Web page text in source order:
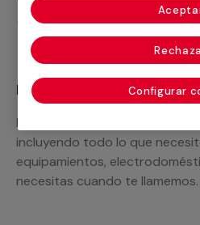
Desplazamiento
Recuerda que en
Podemos ofrecer cualquier
incluyendo todo lo que
equipamientos,
necesitas cuando te llamemos.
Configurar